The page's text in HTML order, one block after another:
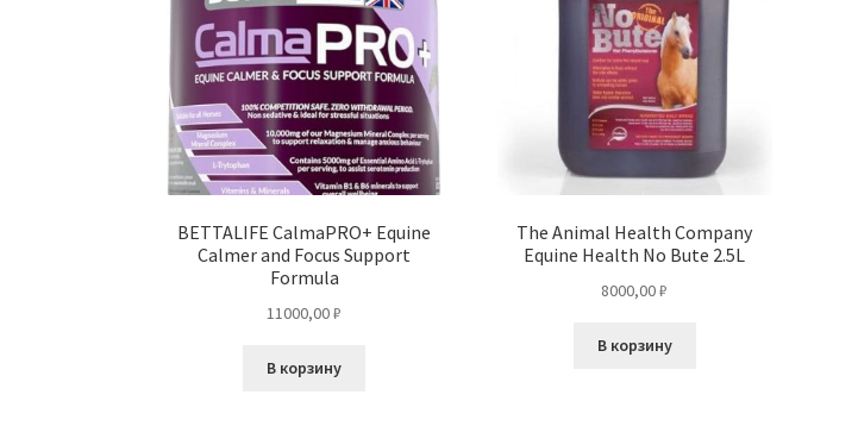
BETTALIFE CalmaPRO+ Equine
Calmer and Focus Support
Formula
11000,00₽
В корзину
The Animal Health Company
Equine Health No Bute 2.5L
8000,00₽
В корзину